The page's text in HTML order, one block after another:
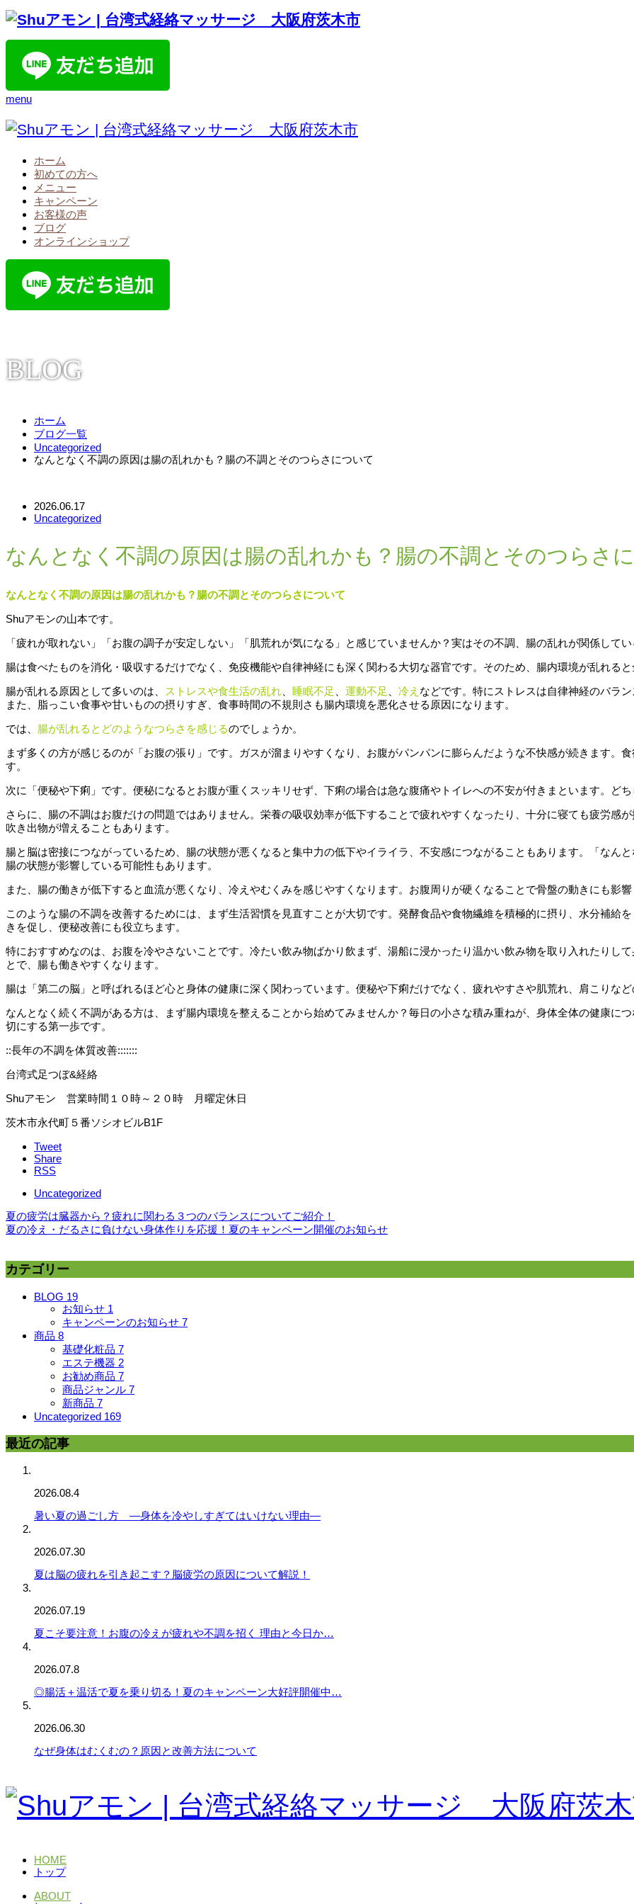
menu
ホーム
初めての方へ
メニュー
キャンペーン
お客様の声
ブログ
オンラインショップ
BLOG
ホーム
ブログ一覧
Uncategorized
なんとなく不調の原因は腸の乱れかも？腸の不調とそのつらさについて
2026.06.17
Uncategorized
なんとなく不調の原因は腸の乱れかも？腸の不調とそのつらさ
なんとなく不調の原因は腸の乱れかも？腸の不調とそのつらさについて
Shuアモンの山本です。
「疲れが取れない」「お腹の調子が安定しない」「肌荒れが気になる」と感じていませんか？実はその不調、腸の乱れが関係して
腸は食べたものを消化・吸収するだけでなく、免疫機能や自律神経にも深く関わる大切な器官です。そのため、腸内環境が乱れる
腸が乱れる原因として多いのは、
ストレスや食生活の乱れ 睡眠不足 運動不足 冷え などです。特にストレスは自律神経のバラ
また、脂っこい食事や甘いものの摂りすぎ、食事時間の不規則さも腸内環境を悪化させる原因になります。
では、 腸が乱れるとどのようなつらさを感じるのでしょうか。
まず多くの方が感じるのが「お腹の張り」です。ガスが溜まりやすくなり、お腹がパンパンに膨らんだような不快感が続きます。
す。
次に「便秘や下痢」です。便秘になるとお腹が重くスッキリせず、下痢の場合は急な腹痛やトイレへの不安が付きまといます。ど
さらに、腸の不調はお腹だけの問題ではありません。栄養の吸収効率が低下することで疲れやすくなったり、十分に寝ても疲労感
吹き出物が増えることもあります。
腸と脳は密接につながっているため、腸の状態が悪くなると集中力の低下やイライラ、不安感につながることもあります。「なん
腸の状態が影響している可能性もあります。
また、腸の働きが低下すると血流が悪くなり、冷えやむくみを感じやすくなります。お腹周りが硬くなることで骨盤の動きにも影
このような腸の不調を改善するためには、まず生活習慣を見直すことが大切です。発酵食品や食物繊維を積極的に摂り、水分補給
きを促し、便秘改善にも役立ちます。
特におすすめなのは、お腹を冷やさないことです。冷たい飲み物ばかり飲まず、湯船に浸かったり温かい飲み物を取り入れたりし
とで、腸も働きやすくなります。
腸は「第二の脳」と呼ばれるほど心と身体の健康に深く関わっています。便秘や下痢だけでなく、疲れやすさや肌荒れ、肩こりな
なんとなく続く不調がある方は、まず腸内環境を整えることから始めてみませんか？毎日の小さな積み重ねが、身体全体の健康に
切にする第一歩です。
::長年の不調を体質改善:::::::
台湾式足つぼ&経絡
Shuアモン 営業時間１０時～２０時 月曜定休日
茨木市永代町５番ソシオビルB1F
Tweet
Share
RSS
Uncategorized
夏の疲労は臓器から？疲れに関わる３つのバランスについてご紹介！
夏の冷え・だるさに負けない身体作りを応援！夏のキャンペーン開催のお知らせ
カテゴリー
BLOG 19
お知らせ 1
キャンペーンのお知らせ 7
商品 8
基礎化粧品 7
エステ機器 2
お勧め商品 7
商品ジャンル 7
新商品 7
Uncategorized 169
最近の記事
2026.08.4
暑い夏の過ごし方 ―身体を冷やしすぎてはいけない理由―
2026.07.30
夏は脳の疲れを引き起こす？脳疲労の原因について解説！
2026.07.19
夏こそ要注意！お腹の冷えが疲れや不調を招く 理由と今日か…
2026.07.8
◎腸活＋温活で夏を乗り切る！夏のキャンペーン大好評開催中…
2026.06.30
なぜ身体はむくむの？原因と改善方法について
HOME
トップ
ABOUT